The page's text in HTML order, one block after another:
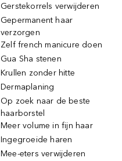
Gerstekorrels verwijderen
Gepermanent haar
verzorgen
Zelf french manicure doen
Gua Sha stenen
Krullen zonder hitte
Dermaplaning
Op zoek naar de beste
haarborstel
Meer volume in fijn haar
Ingegroeide haren
Mee-eters verwijderen